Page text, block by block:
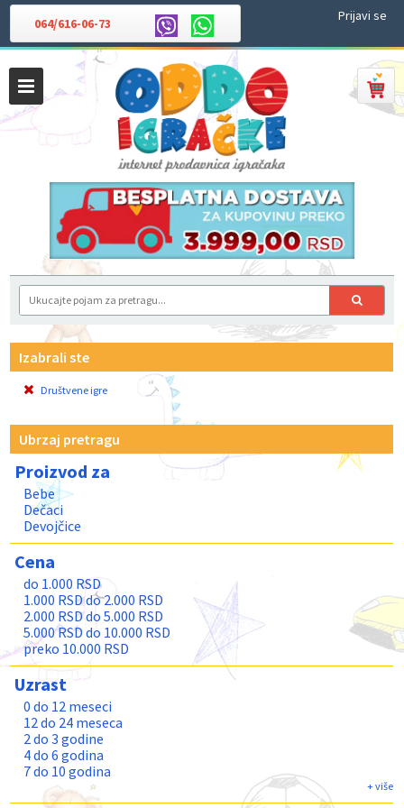
064/616-06-73 Prijavi se
Izabrali ste
Društvene igre
Ubrzaj pretragu
Proizvod za
Bebe
Dečaci
Devojčice
Cena
do 1.000 RSD
1.000 RSD do 2.000 RSD
2.000 RSD do 5.000 RSD
5.000 RSD do 10.000 RSD
preko 10.000 RSD
Uzrast
0 do 12 meseci
12 do 24 meseca
2 do 3 godine
4 do 6 godina
7 do 10 godina
11 do 13 godina
Teenage
+ više